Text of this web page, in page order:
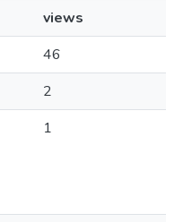
views
46
2
1